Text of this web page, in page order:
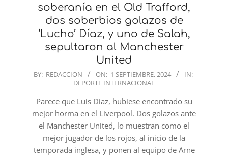
soberanía en el Old Trafford,
dos soberbios golazos de
‘Lucho’ Díaz, y uno de Salah,
sepultaron al Manchester
United
2024-
01
BY: REDACCION ON: 1 SEPTIEMBRE, 2024
IN:
DEPORTE INTERNACIONAL
Parece que Luis Díaz, hubiese encontrado su
mejor horma en el Liverpool. Dos golazos ante
el Manchester United, lo muestran como el
mejor jugador de los rojos, al inicio de la
temporada inglesa, y ponen al equipo de Arne